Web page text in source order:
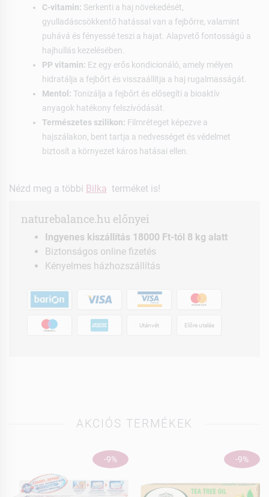
C-vitamin: Serkenti a haj növekedését,
gyulladáscsökkentő hatással van a fejbőrre, valamint
puhává és fényessé teszi a hajat. Alapvető fontosságú a
hajhullás kezelésében.
PP vitamin: Ez egy erős kondicionáló, amely mélyen
hidratálja a fejbőrt és visszaállítja a haj rugalmasságát.
Mentol: Tonizálja a fejbőrt és elősegíti a bioaktív
anyagok hatékony felszívódását.
Természetes szilikon: Filmréteget képezve a
hajszálakon, bent tartja a nedvességet és védelmet
biztosít a környezet káros hatásai ellen.
Nézd meg a többi Bilka terméket is!
naturebalance.hu előnyei
Ingyenes kiszállítás 18000 Ft-tól 8 kg alatt
Biztonságos online fizetés
Kényelmes házhozszállítás
Utánvét Előre utalás
AKCIÓS TERMÉKEK
-9% -9%